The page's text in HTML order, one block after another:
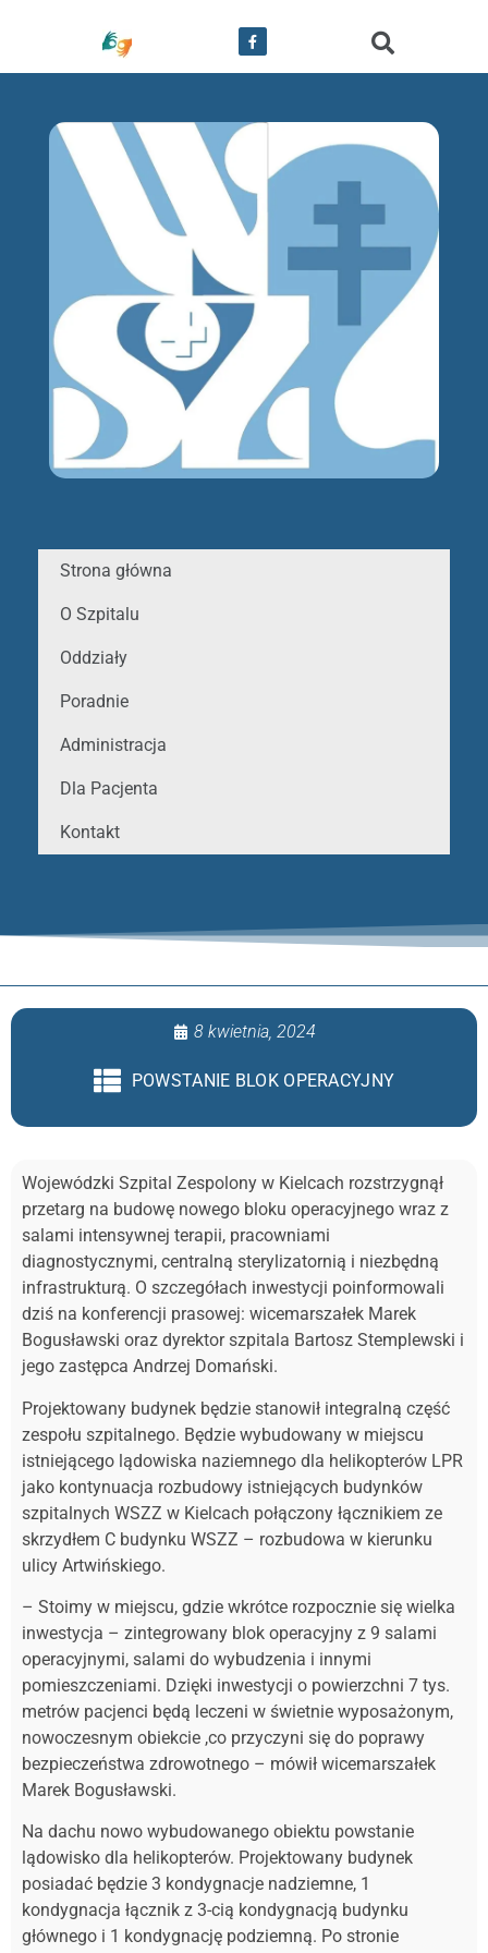
Strona główna
O Szpitalu
Oddziały
Poradnie
Administracja
Dla Pacjenta
Kontakt
8 kwietnia, 2024
POWSTANIE BLOK OPERACYJNY
Wojewódzki Szpital Zespolony w Kielcach rozstrzygnął
przetarg na budowę nowego bloku operacyjnego wraz z
salami intensywnej terapii, pracowniami
diagnostycznymi, centralną sterylizatornią i niezbędną
infrastrukturą. O szczegółach inwestycji poinformowali
dziś na konferencji prasowej: wicemarszałek Marek
Bogusławski oraz dyrektor szpitala Bartosz Stemplewski i
jego zastępca Andrzej Domański.
Projektowany budynek będzie stanowił integralną część
zespołu szpitalnego. Będzie wybudowany w miejscu
istniejącego lądowiska naziemnego dla helikopterów LPR
jako kontynuacja rozbudowy istniejących budynków
szpitalnych WSZZ w Kielcach połączony łącznikiem ze
skrzydłem C budynku WSZZ – rozbudowa w kierunku
ulicy Artwińskiego.
– Stoimy w miejscu, gdzie wkrótce rozpocznie się wielka
inwestycja – zintegrowany blok operacyjny z 9 salami
operacyjnymi, salami do wybudzenia i innymi
pomieszczeniami. Dzięki inwestycji o powierzchni 7 tys.
metrów pacjenci będą leczeni w świetnie wyposażonym,
nowoczesnym obiekcie ,co przyczyni się do poprawy
bezpieczeństwa zdrowotnego – mówił wicemarszałek
Marek Bogusławski.
Na dachu nowo wybudowanego obiektu powstanie
lądowisko dla helikopterów. Projektowany budynek
posiadać będzie 3 kondygnacje nadziemne, 1
kondygnacja łącznik z 3-cią kondygnacją budynku
głównego i 1 kondygnację podziemną. Po stronie